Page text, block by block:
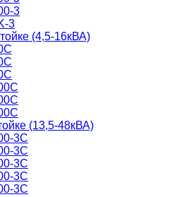
3
3
(4,5-16кВА)
(13,5-48кВА)
3C
3C
3C
3C
3C